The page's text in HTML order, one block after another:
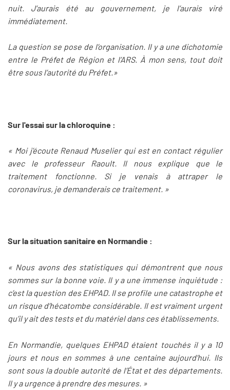
nuit. J’aurais été au gouvernement, je l’aurais viré
immédiatement.
La question se pose de l’organisation. Il y a une dichotomie
entre le Préfet de Région et l’ARS. À mon sens, tout doit
être sous l’autorité du Préfet.»
Sur l'essai sur la chloroquine :
« Moi j’écoute Renaud Muselier qui est en contact régulier
avec le professeur Raoult. Il nous explique que le
traitement fonctionne. Si je venais à attraper le
coronavirus, je demanderais ce traitement. »
Sur la situation sanitaire en Normandie :
« Nous avons des statistiques qui démontrent que nous
sommes sur la bonne voie. Il y a une immense inquiétude :
c’est la question des EHPAD. Il se profile une catastrophe et
un risque d’hécatombe considérable. Il est vraiment urgent
qu’il y ait des tests et du matériel dans ces établissements.
En Normandie, quelques EHPAD étaient touchés il y a 10
jours et nous en sommes à une centaine aujourd’hui. Ils
sont sous la double autorité de l’État et des départements.
Il y a urgence à prendre des mesures. »